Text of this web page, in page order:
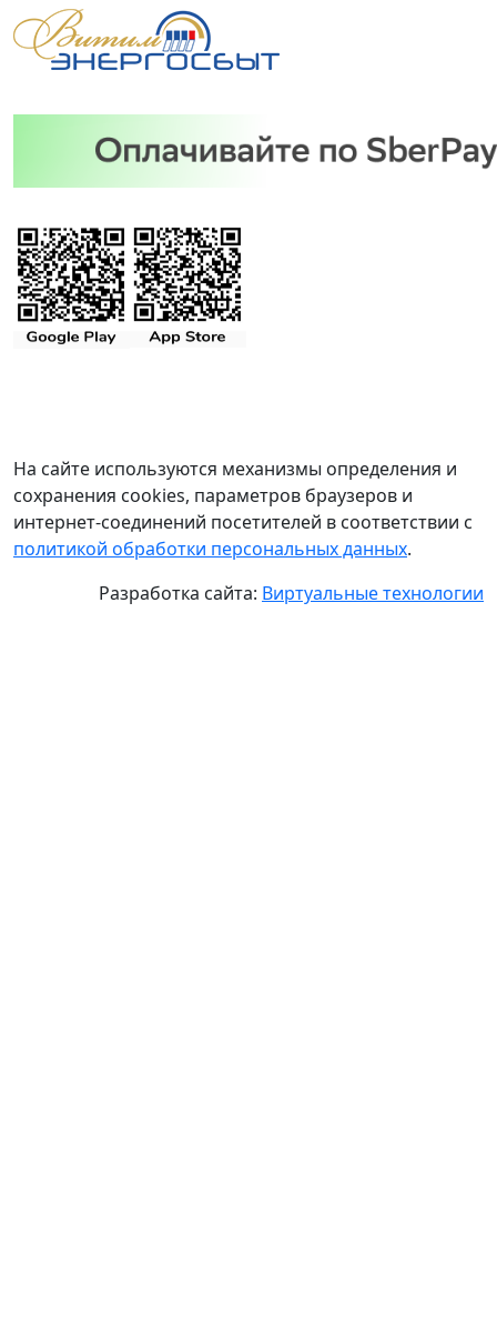
На сайте используются механизмы определения и
сохранения cookies, параметров браузеров и
интернет-соединений посетителей в соответствии с
политикой обработки персональных данных.
Разработка сайта: Виртуальные технологии